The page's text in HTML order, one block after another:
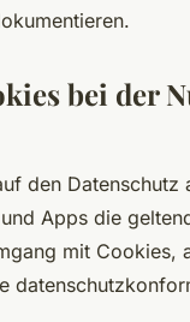
bei der
den Datenschutz
Apps die
mit Cookies,